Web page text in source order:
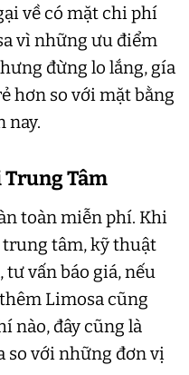
về có mặt chi phí
vì những ưu điểm
đừng lo lắng, gía
hơn so với mặt bằng
nay.
Tâm
toàn miễn phí. Khi
tâm, kỹ thuật
vấn báo giá, nếu
Limosa cũng
nào, đây cũng là
so với những đơn vị